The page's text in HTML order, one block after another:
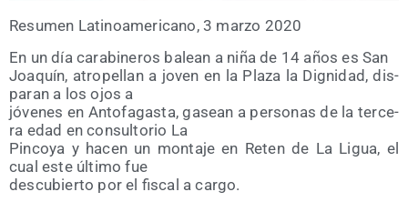
Resu­men Lati­no­ame­ri­cano, 3 mar­zo 2020
En un día cara­bi­ne­ros balean a niña de 14 años es San
Joa­quín, atro­pe­llan a joven en la Pla­za la Dig­ni­dad, dis­
pa­ran a los ojos a
jóve­nes en Anto­fa­gas­ta, gasean a per­so­nas de la ter­ce­
ra edad en con­sul­to­rio La
Pin­co­ya y hacen un mon­ta­je en Reten de La Ligua, el
cual este últi­mo fue
des­cu­bier­to por el fis­cal a cargo.